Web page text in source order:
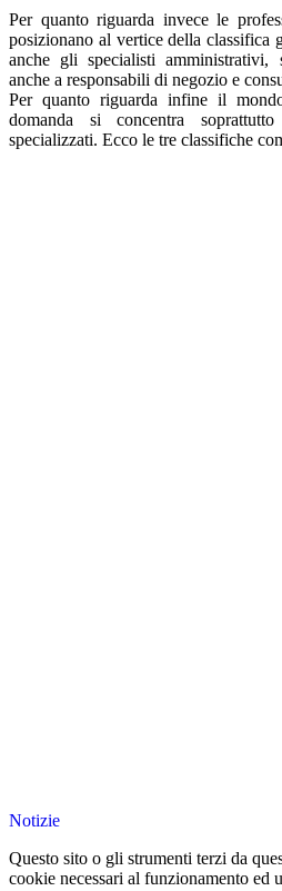
Per quanto riguarda invece le
posizionano al vertice della classifica
anche gli specialisti
anche a responsabili di negozio e
Per quanto riguarda infine il
domanda si concentra
specializzati. Ecco le tre classifiche
Notizie
Questo sito o gli strumenti terzi da
cookie necessari al funzionamento ed